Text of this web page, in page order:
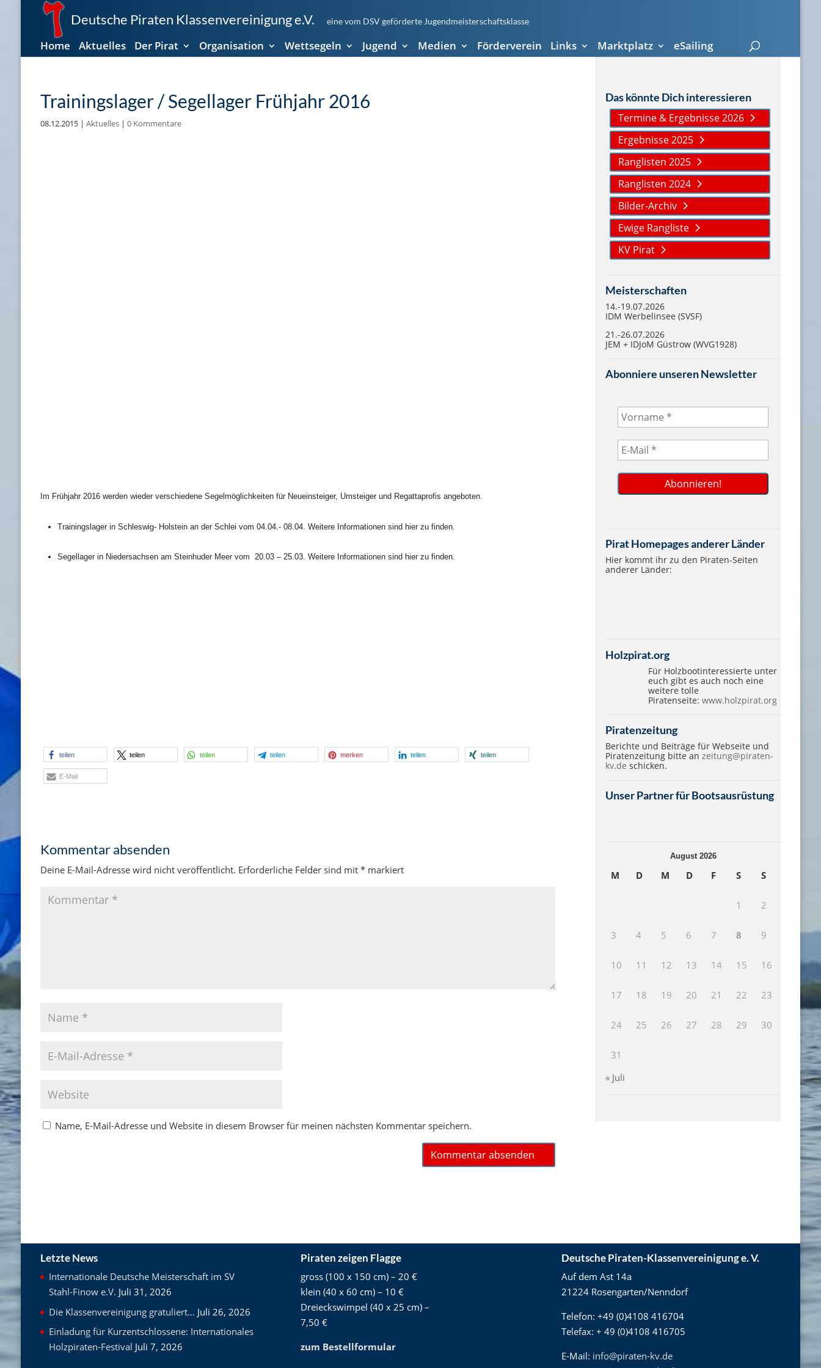
Deutsche Piraten Klassenvereinigung e.V. eine vom DSV geförderte Jugendmeisterschaftsklasse
Home Aktuelles Der Pirat Organisation Wettsegeln Jugend Medien Förderverein Links Marktplatz eSailing
Trainingslager / Segellager Frühjahr 2016
08.12.2015| Aktuelles| 0 Kommentare
Im Frühjahr 2016 werden wieder verschiedene Segelmöglichkeiten für Neueinsteiger, Umsteiger und Regattaprofis angeboten.
Trainingslagerin Schleswig- Holstein an der Schlei vom 04.04.- 08.04. Weitere Informationen sind hier zu finden.
Segellager in Niedersachsen am Steinhuder Meer vom 20.03 – 25.03. Weitere Informationen sind hier zu finden.
teilen teilen teilen teilen merken teilen teilen
E-Mail
Kommentar absenden
Deine E-Mail-Adresse wird nicht veröffentlicht. Erforderliche Felder sind mit *markiert
Name, E-Mail-Adresse und Website in diesem Browser für meinen nächsten Kommentar speichern.
Das könnte Dich interessieren
Termine & Ergebnisse 2026
Ergebnisse 2025
Ranglisten 2025
Ranglisten 2024
Bilder-Archiv
Ewige Rangliste
KV Pirat
Meisterschaften
14.-19.07.2026
IDM Werbelinsee (SVSF)
21.-26.07.2026
JEM + IDJoM Güstrow (WVG1928)
Abonniere unseren Newsletter
Pirat Homepages anderer Länder
Hier kommt ihr zu den Piraten-Seiten
anderer Länder:
Holzpirat.org
Für Holzbootinteressierte unter
euch gibt es auch noch eine
weitere tolle
Piratenseite:www.holzpirat.org
Piratenzeitung
Berichte und Beiträge für Webseite und
Piratenzeitung bitte anzeitung@piraten-
kv.de schicken.
Unser Partner für Bootsausrüstung
August 2026
M D M D F S S
1 2
3 4 5 6 7 8 9
10 11 12 13 14 15 16
17 18 19 20 21 22 23
24 25 26 27 28 29 30
31
« Juli
Letzte News
Internationale Deutsche Meisterschaft im SV
Stahl-Finow e.V. Juli 31, 2026
Die Klassenvereinigung gratuliert… Juli 26, 2026
Einladung für Kurzentschlossene: Internationales
Holzpiraten-Festival Juli 7, 2026
Piraten zeigen Flagge
gross (100 x 150 cm) – 20 €
klein (40 x 60 cm) – 10 €
Dreieckswimpel (40 x 25 cm) –
7,50 €
zum Bestellformular
Deutsche Piraten-Klassenvereinigung e. V.
Auf dem Ast 14a
21224 Rosengarten/Nenndorf
Telefon: +49 (0)4108 416704
Telefax: + 49 (0)4108 416705
E-Mail: info@piraten-kv.de